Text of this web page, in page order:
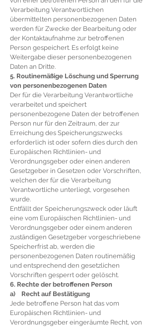
Verarbeitung Verantwortlichen
übermittelten personenbezogenen Daten
werden für Zwecke der Bearbeitung oder
der Kontaktaufnahme zur betroffenen
Person gespeichert. Es erfolgt keine
Weitergabe dieser personenbezogenen
Daten an Dritte.
5. Routinemäßige Löschung und Sperrung
von personenbezogenen Daten
Der für die Verarbeitung Verantwortliche
verarbeitet und speichert
personenbezogene Daten der betroffenen
Person nur für den Zeitraum, der zur
Erreichung des Speicherungszwecks
erforderlich ist oder sofern dies durch den
Europäischen Richtlinien- und
Verordnungsgeber oder einen anderen
Gesetzgeber in Gesetzen oder Vorschriften,
welchen der für die Verarbeitung
Verantwortliche unterliegt, vorgesehen
wurde.
Entfällt der Speicherungszweck oder läuft
eine vom Europäischen Richtlinien- und
Verordnungsgeber oder einem anderen
zuständigen Gesetzgeber vorgeschriebene
Speicherfrist ab, werden die
personenbezogenen Daten routinemäßig
und entsprechend den gesetzlichen
Vorschriften gesperrt oder gelöscht.
6. Rechte der betroffenen Person
a) Recht auf Bestätigung
Jede betroffene Person hat das vom
Europäischen Richtlinien- und
Verordnungsgeber eingeräumte Recht, von